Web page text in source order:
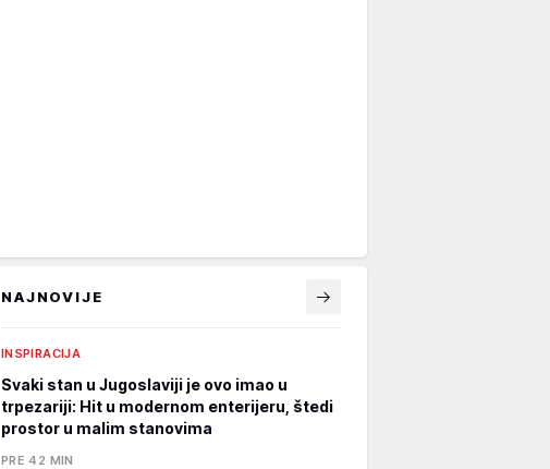
NAJNOVIJE
INSPIRACIJA
Svaki stan u Jugoslaviji je ovo imao u
trpezariji: Hit u modernom enterijeru, štedi
prostor u malim stanovima
PRE 42 MIN